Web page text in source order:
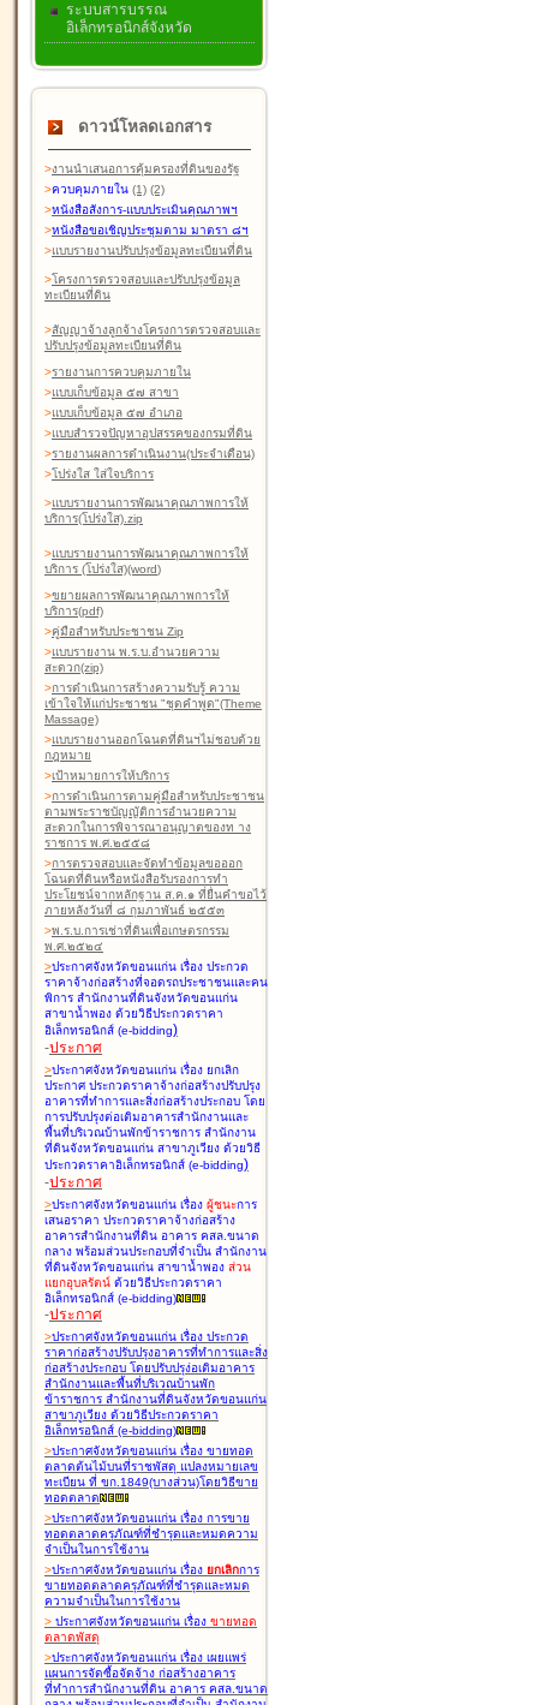
ระบบสารบรรณ
อิเล็กทรอนิกส์จังหวัด
ดาวน์โหลดเอกสาร
>งานนำเสนอการคุ้มครองที่ดินของรัฐ
>ควบคุมภายใน (1) (2)
>หนังสือสังการ-แบบประเมินคุณภาพฯ
>หนังสือขอเชิญประชุมตาม มาตรา ๘ฯ
>แบบรายงานปรับปรุงข้อมูลทะเบียนที่ดิน
>โครงการตรวจสอบและปรับปรุงข้อมูล
ทะเบียนที่ดิน
>สัญญาจ้างลูกจ้างโครงการตรวจสอบและ
ปรับปรุงข้อมูลทะเบียนที่ดิน
>รายงานการควบคุมภายใน
>แบบเก็บข้อมูล ๕๗ สาขา
>แบบเก็บข้อมูล ๕๗ อำเภอ
>แบบสำรวจปัญหาอุปสรรคของกรมที่ดิน
>รายงานผลการดำเนินงาน(ประจำเดือน)
>โปร่งใส ใส่ใจบริการ
>แบบรายงานการพัฒนาคุณภาพการให้
บริการ(โปร่งใส).zip
>แบบรายงานการพัฒนาคุณภาพการให้
บริการ (โปร่งใส)(word)
>ขยายผลการพัฒนาคุณภาพการให้
บริการ(pdf)
>คู่มือสำหรับประชาชน Zip
>แบบรายงาน พ.ร.บ.อำนวยความ
สะดวก(zip)
>การดำเนินการสร้างความรับรู้ ความ
เข้าใจให้แก่ประชาชน "ชุดคำพูด"(Theme
Massage)
>แบบรายงานออกโฉนดที่ดินฯไม่ชอบด้วย
กฎหมาย
>เป้าหมายการให้บริการ
>การดำเนินการตามคู่มือสำหรับประชาชน
ตามพระราชบัญญัติการอำนวยความ
สะดวกในการพิจารณาอนุญาตของท าง
ราชการ พ.ศ.๒๕๕๘
>การตรวจสอบและจัดทำข้อมูลขอออก
โฉนดที่ดินหรือหนังสือรับรองการทำ
ประโยชน์จากหลักฐาน ส.ค.๑ ที่ยื่นคำขอไว้
ภายหลังวันที่ ๘ กุมภาพันธ์ ๒๕๕๓
>พ.ร.บ.การเช่าที่ดินเพื่อเกษตรกรรม
พ.ศ.๒๕๒๔
>ประกาศจังหวัดขอนแก่น เรื่อง ประกวด
ราคาจ้างก่อสร้างที่จอดรถประชาชนและคน
พิการ สำนักงานที่ดินจังหวัดขอนแก่น
สาขาน้ำพอง ด้วยวิธีประกวดราคา
อิเล็กทรอนิกส์ (e-bidding)
-ประกาศ
>ประกาศจังหวัดขอนแก่น เรื่อง ยกเลิก
ประกาศ ประกวดราคาจ้างก่อสร้างปรับปรุง
อาคารที่ทำการและสิ่งก่อสร้างประกอบ โดย
การปรับปรุงต่อเติมอาคารสำนักงานและ
พื้นที่บริเวณบ้านพักข้าราชการ สำนักงาน
ที่ดินจังหวัดขอนแก่น สาขาภูเวียง ด้วยวิธี
ประกวดราคาอิเล็กทรอนิกส์ (e-bidding)
-ประกาศ
>ประกาศจังหวัดขอนแก่น เรื่อง ผู้ชนะการ
เสนอราคา ประกวดราคาจ้างก่อสร้าง
อาคารสำนักงานที่ดิน อาคาร คสล.ขนาด
กลาง พร้อมส่วนประกอบที่จำเป็น สำนักงาน
ที่ดินจังหวัดขอนแก่น สาขาน้ำพอง ส่วน
แยกอุบลรัตน์ ด้วยวิธีประกวดราคา
อิเล็กทรอนิกส์ (e-bidding)
-ประกาศ
>ประกาศจังหวัดขอนแก่น เรื่อง ประกวด
ราคาก่อสร้างปรับปรุงอาคารที่ทำการและสิ่ง
ก่อสร้างประกอบ โดยปรับปรุง่อเติมอาคาร
สำนักงานและพื้นที่บริเวณบ้านพัก
ข้าราชการ สำนักงานที่ดินจังหวัดขอนแก่น
สาขาภูเวียง ด้วยวิธีประกวดราคา
อิเล็กทรอนิกส์ (e-bidding)
>ประกาศจังหวัดขอนแก่น เรื่อง ขายทอด
ตลาดต้นไม้บนที่ราชพัสดุ แปลงหมายเลข
ทะเบียน ที่ ขก.1849(บางส่วน)โดยวิธีขาย
ทอดตลาด
>ประกาศจังหวัดขอนแก่น เรื่อง การขาย
ทอดตลาดครุภัณฑ์ที่ชำรุดและหมดความ
จำเป็นในการใช้งาน
>ประกาศจังหวัดขอนแก่น เรื่อง ยกเลิกการ
ขายทอดตลาดครุภัณฑ์ที่ชำรุดและหมด
ความจำเป็นในการใช้งาน
> ประกาศจังหวัดขอนแก่น เรื่อง ขายทอด
ตลาดพัสดุ
>ประกาศจังหวัดขอนแก่น เรื่อง เผยแพร่
แผนการจัดซื้อจัดจ้าง ก่อสร้างอาคาร
ที่ทำการสำนักงานที่ดิน อาคาร คสล.ขนาด